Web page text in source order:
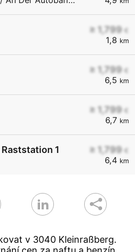
≥ 1,799 €
1,8 km
≥ 1,799 €
6,5 km
≥ 1,799 €
6,7 km
≥ 1,799 €
6,4 km
1
v 3040 Kleinraßberg.